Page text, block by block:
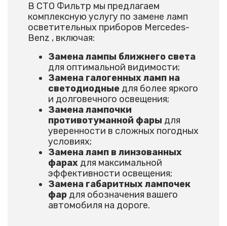
В СТО Фильтр мы предлагаем
комплексную услугу по замене ламп
осветительных приборов Mercedes-
Benz , включая:
Замена лампы ближнего света
для оптимальной видимости;
Замена галогенных ламп на
светодиодные для более яркого
и долговечного освещения;
Замена лампочки
противотуманной фары для
уверенности в сложных погодных
условиях;
Замена ламп в линзованных
фарах для максимальной
эффективности освещения;
Замена габаритных лампочек
фар для обозначения вашего
автомобиля на дороге.